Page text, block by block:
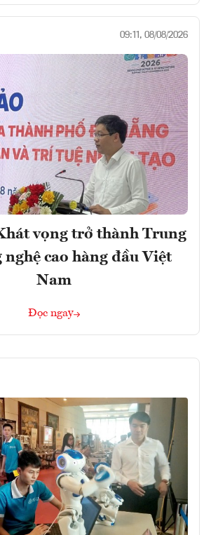
09:11, 08/08/2026
vọng trở thành Trung
nghệ cao hàng đầu Việt
Nam
Đọc ngay